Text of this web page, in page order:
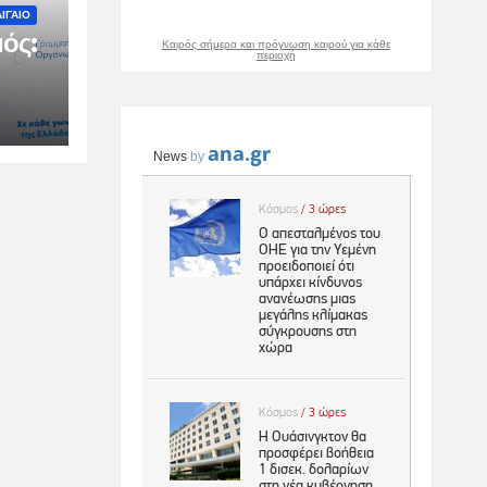
Καιρός σήμερα και πρόγνωση καιρού για κάθε
περιοχή